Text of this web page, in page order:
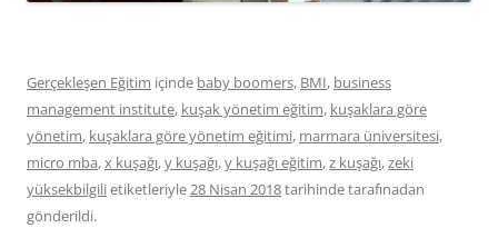
Gerçekleşen Eğitim içinde baby boomers, BMI, business
management institute, kuşak yönetim eğitim, kuşaklara göre
yönetim, kuşaklara göre yönetim eğitimi, marmara üniversitesi,
micro mba,x kuşağı,y kuşağı,y kuşağı eğitim,z kuşağı,zeki
yüksekbilgilietiketleriyle28 Nisan 2018tarihindetarafınadan
gönderildi.